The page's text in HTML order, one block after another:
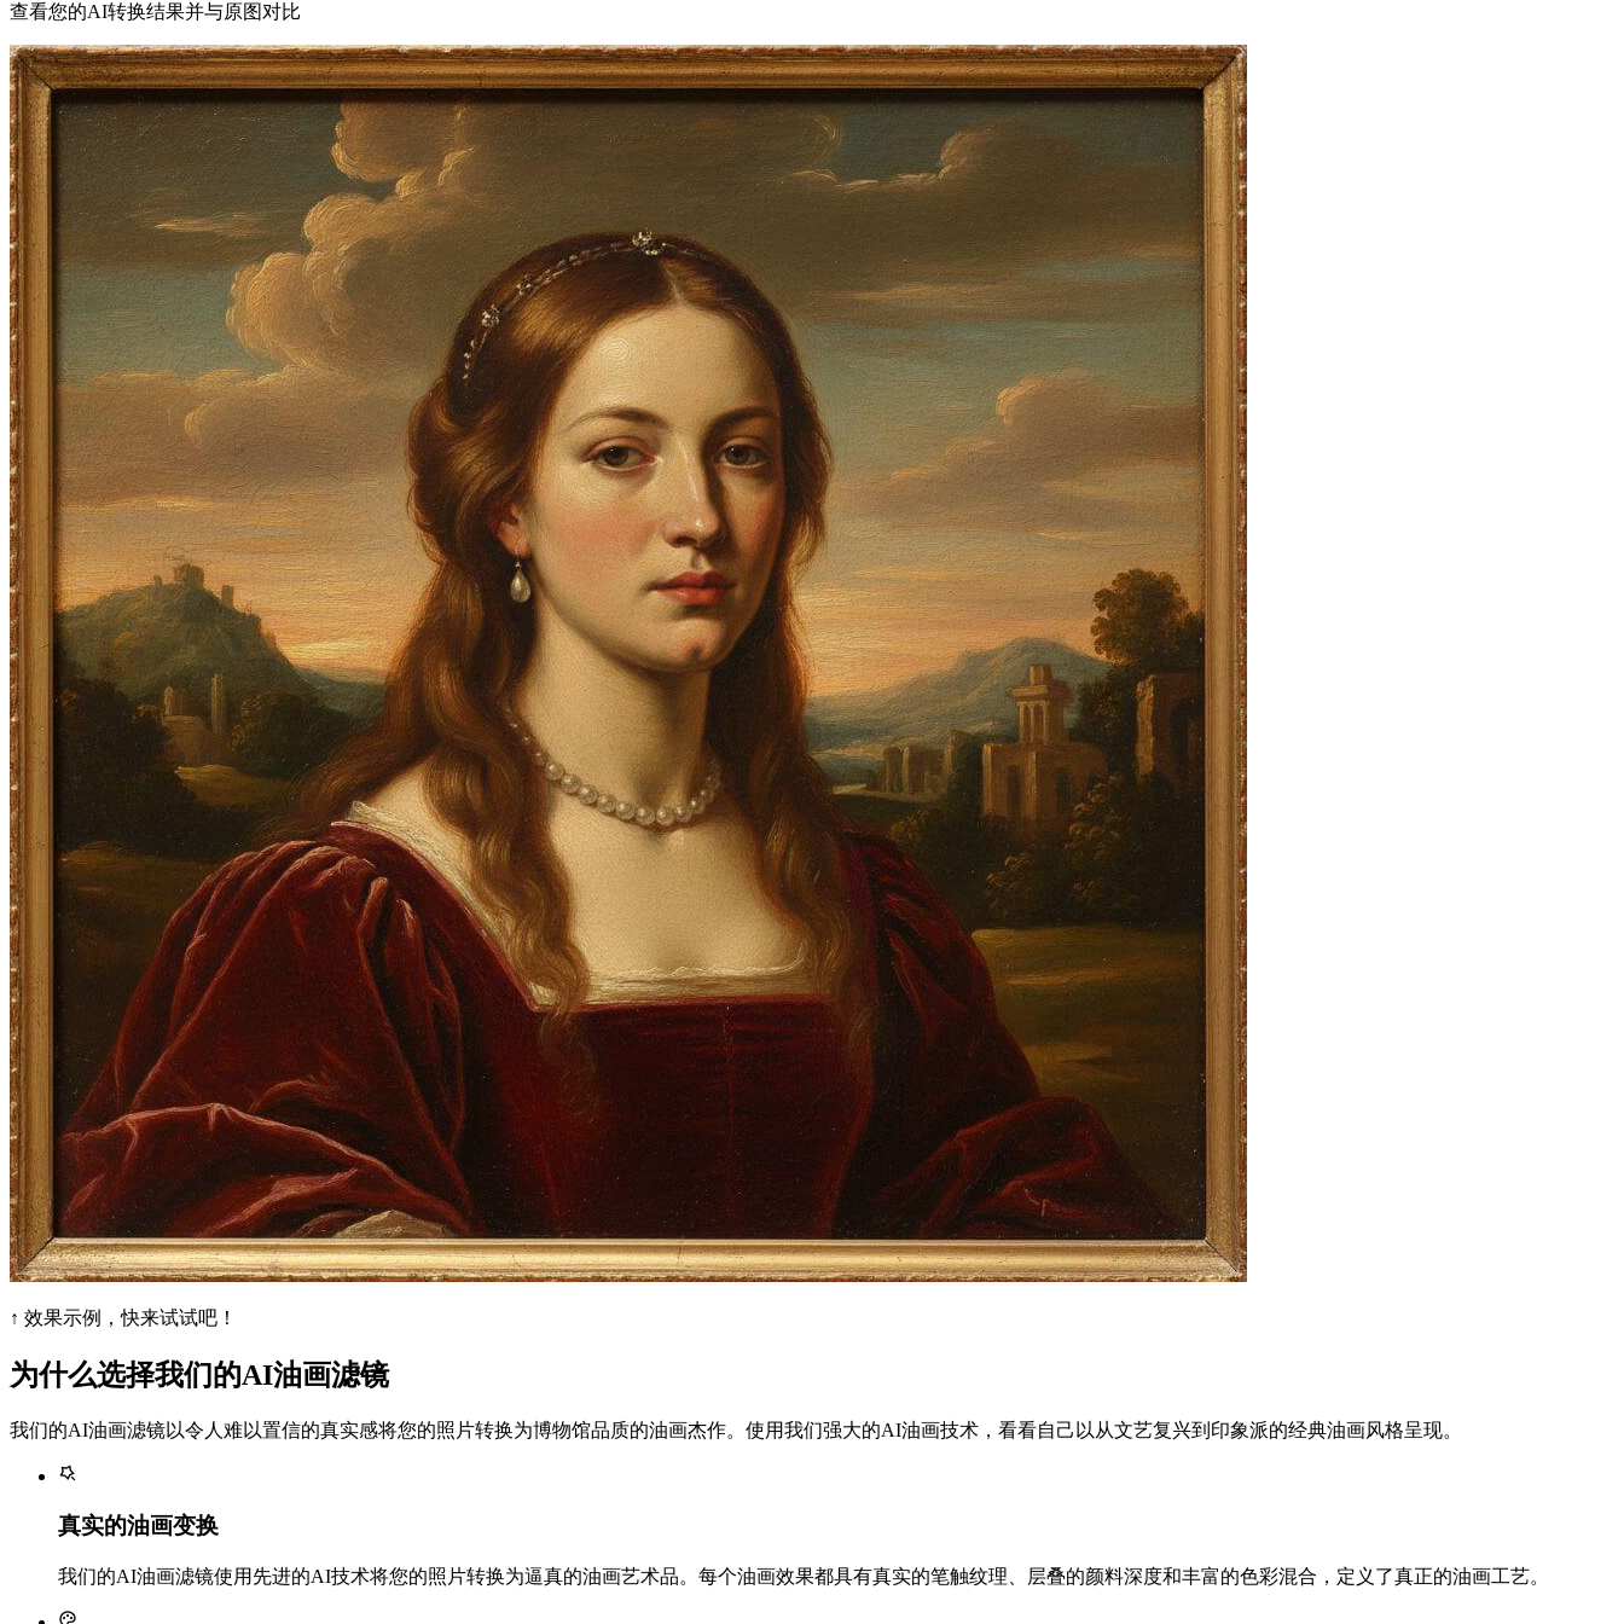
查看您的AI转换结果并与原图对比
↑ 效果示例，快来试试吧！
为什么选择我们的AI油画滤镜
我们的AI油画滤镜以令人难以置信的真实感将您的照片转换为博物馆品质的油画杰作。使用我们强大的AI油画技术，看看自己以从文艺复兴到印象派的经典油画风格呈现。
真实的油画变换
我们的AI油画滤镜使用先进的AI技术将您的照片转换为逼真的油画艺术品。每个油画效果都具有真实的笔触纹理、层叠的颜料深度和丰富的色彩混合，定义了真正的油画工艺。